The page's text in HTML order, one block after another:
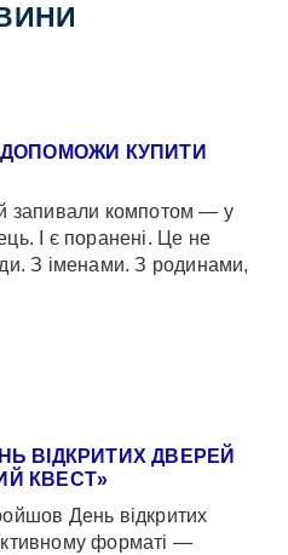
ДОПОМОЖИ КУПИТИ
запивали компотом — у
І є поранені. Це не
З іменами. З родинами,
ВІДКРИТИХ ДВЕРЕЙ
КВЕСТ»
День відкритих
форматі —